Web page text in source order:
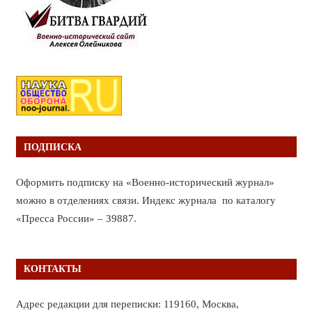
ПОДПИСКА
Оформить подписку на «Военно-исторический журнал»
можно в отделениях связи. Индекс журнала по каталогу
«Пресса России» – 39887.
КОНТАКТЫ
Адрес редакции для переписки: 119160, Москва,